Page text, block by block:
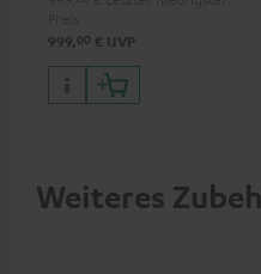
999, 00 € UVP
Weiteres